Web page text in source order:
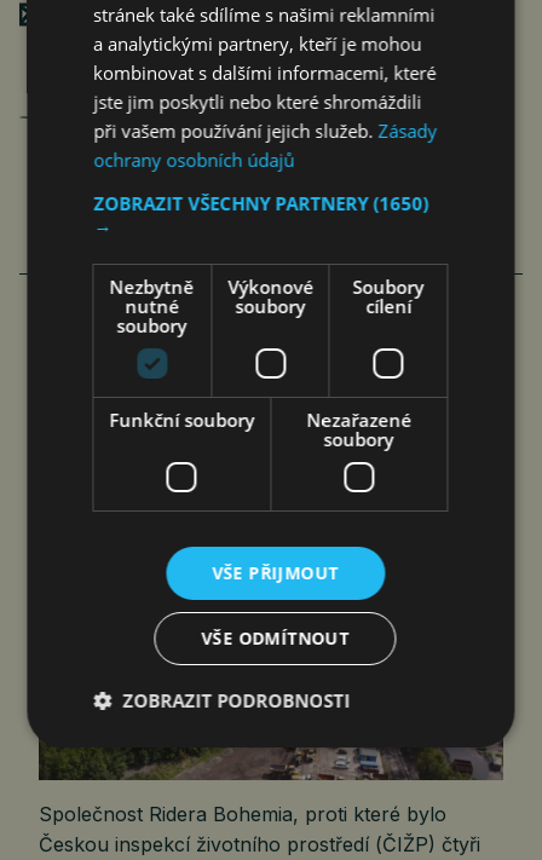
Poslat mailem
Jan Ferenc
články autora >
VÍCE ČLÁNKU Z BYZNYSU
RIDERA V HEŘMANICÍCH
POSTUPOVALA SPRÁVNĚ, ČIŽP
Společnost Ridera Bohemia, proti které bylo
Českou inspekcí životního prostředí (ČIŽP) čtyři
stránek také sdílíme s našimi reklamními
a analytickými partnery, kteří je mohou
kombinovat s dalšími informacemi, které
jste jim poskytli nebo které shromáždili
při vašem používání jejich služeb.Zásady
ochrany osobních údajů
ZOBRAZIT VŠECHNY PARTNERY(1650)
→
Nezbytně
nutné
soubory
Výkonové
soubory
Soubory
cílení
Funkční soubory
Nezařazené
soubory
VŠE PŘIJMOUT
VŠE ODMÍTNOUT
ZOBRAZIT PODROBNOSTI